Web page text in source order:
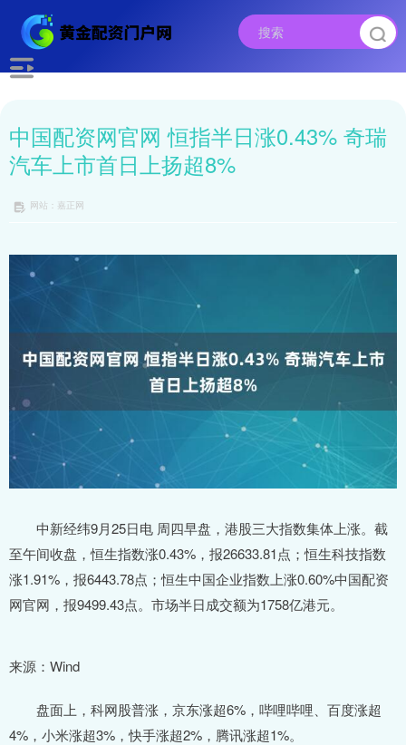
中国配资网官网 恒指半日涨0.43% 奇瑞
汽车上市首日上扬超8%
网站：嘉正网
中新经纬9月25日电 周四早盘，港股三大指数集体上涨。截
至午间收盘，恒生指数涨0.43%，报26633.81点；恒生科技指数
涨1.91%，报6443.78点；恒生中国企业指数上涨0.60%中国配资
网官网，报9499.43点。市场半日成交额为1758亿港元。
来源：Wind
盘面上，科网股普涨，京东涨超6%，哔哩哔哩、百度涨超
4%，小米涨超3%，快手涨超2%，腾讯涨超1%。